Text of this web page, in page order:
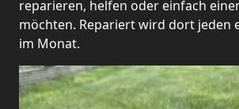
reparieren, helfen oder einfach
möchten. Repariert wird dort jeden
im Monat.